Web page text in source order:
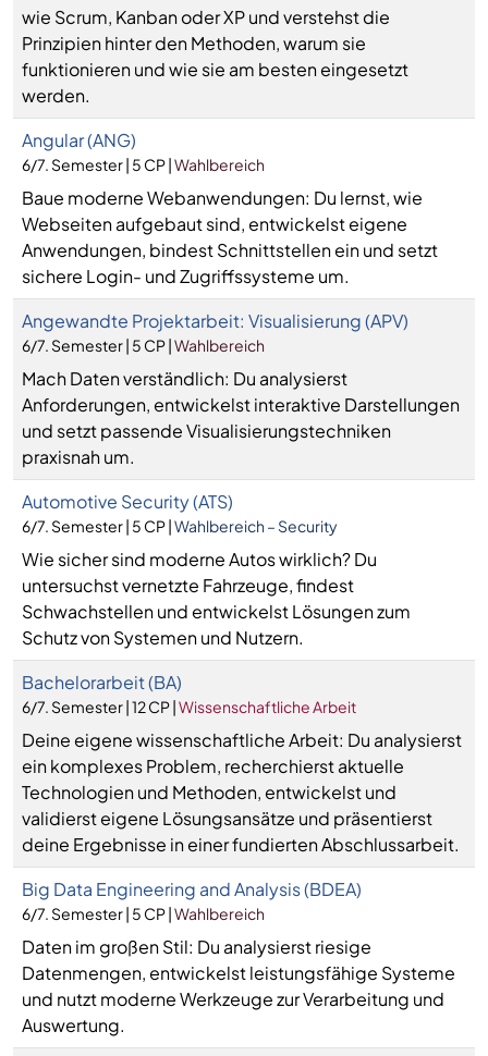
wie Scrum, Kanban oder XP und verstehst die
Prinzipien hinter den Methoden, warum sie
funktionieren und wie sie am besten eingesetzt
werden.
Angular (ANG)
6/7. Semester | 5 CP |Wahlbereich
Baue moderne Webanwendungen: Du lernst, wie
Webseiten aufgebaut sind, entwickelst eigene
Anwendungen, bindest Schnittstellen ein und setzt
sichere Login- und Zugriffssysteme um.
Angewandte Projektarbeit: Visualisierung (APV)
6/7. Semester | 5 CP |Wahlbereich
Mach Daten verständlich: Du analysierst
Anforderungen, entwickelst interaktive Darstellungen
und setzt passende Visualisierungstechniken
praxisnah um.
Automotive Security (ATS)
6/7. Semester | 5 CP |Wahlbereich – Security
Wie sicher sind moderne Autos wirklich? Du
untersuchst vernetzte Fahrzeuge, findest
Schwachstellen und entwickelst Lösungen zum
Schutz von Systemen und Nutzern.
Bachelorarbeit (BA)
6/7. Semester | 12 CP |Wissenschaftliche Arbeit
Deine eigene wissenschaftliche Arbeit: Du analysierst
ein komplexes Problem, recherchierst aktuelle
Technologien und Methoden, entwickelst und
validierst eigene Lösungsansätze und präsentierst
deine Ergebnisse in einer fundierten Abschlussarbeit.
Big Data Engineering and Analysis (BDEA)
6/7. Semester | 5 CP |Wahlbereich
Daten im großen Stil: Du analysierst riesige
Datenmengen, entwickelst leistungsfähige Systeme
und nutzt moderne Werkzeuge zur Verarbeitung und
Auswertung.